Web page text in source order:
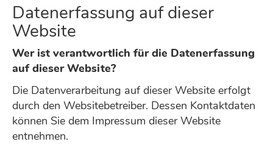
Datenerfassung auf dieser
Website
Wer ist verantwortlich für die Datenerfassung
auf dieser Website?
Die Datenverarbeitung auf dieser Website erfolgt
durch den Websitebetreiber. Dessen Kontaktdaten
können Sie dem Impressum dieser Website
entnehmen.